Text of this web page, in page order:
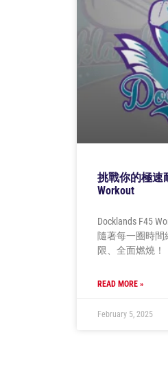
挑戰你的極速
Workout
Docklands F45
隨著每一圈時
限、全面燃燒！
READ MORE »
February 5, 2025